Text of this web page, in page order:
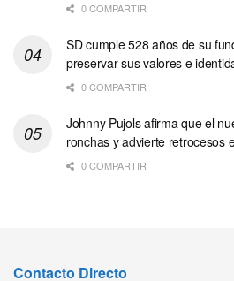
0 COMPARTIR
SD cumple 528 años de su
preservar sus valores e
0 COMPARTIR
Johnny Pujols afirma que el
ronchas y advierte retrocesos
0 COMPARTIR
Contacto Directo